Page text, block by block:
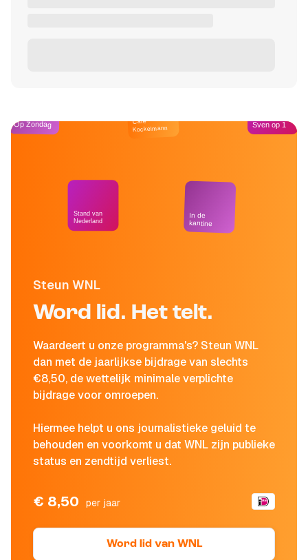
Steun WNL
Word lid. Het telt.
Waardeert u onze programma's? Steun WNL
dan met de jaarlijkse bijdrage van slechts
€8,50, de wettelijk minimale verplichte
bijdrage voor omroepen.
Hiermee helpt u ons journalistieke geluid te
behouden en voorkomt u dat WNL zijn publieke
status en zendtijd verliest.
€ 8,50 per jaar
Word lid van WNL
Op Zondag
Stand van
Nederland
Café
Kockelmann
In de
kantine
Sven op 1